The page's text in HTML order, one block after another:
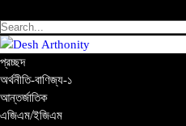
প্রচ্ছদ
অর্থনীতি-বাণিজ্য-১
আন্তর্জাতিক
এজিএম/ইজিএম